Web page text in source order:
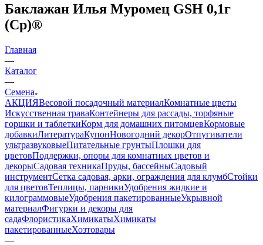
Баклажан Илья Муромец GSH 0,1г
(Ср)®
Главная
—
Каталог
—
Семена
АКЦИЯВесовой посадочный материалКомнатные цветы
Искусственная траваКонтейнеры для рассады, торфяные
горшки и таблеткиКорм для домашних питомцевКормовые
добавкиЛитератураКупонНовогодний декорОтпугиватели
ультразвуковыеПитательные грунтыПлошки для
цветовПоддержки, опоры для комнатных цветов и
декорыСадовая техникаПруды, бассейныСадовый
инструментСетка садовая, арки, ограждения для клумбСтойки
для цветовТеплицы, парникиУдобрения жидкие и
килограммовыеУдобрения пакетированныеУкрывной
материалФигурки и декоры для
садаФлористикаХимикатыХимикаты
пакетированныеХозтовары
—